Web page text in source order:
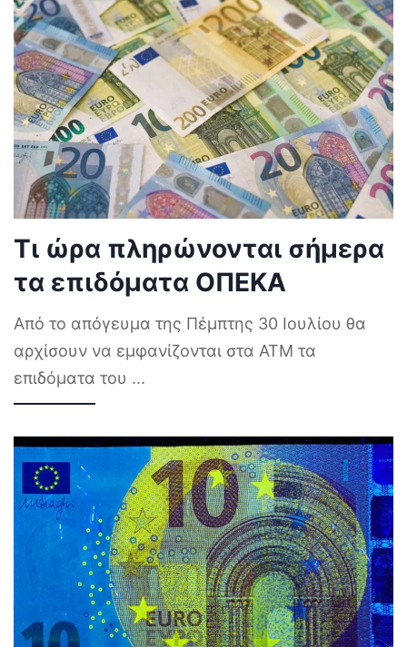
Τι ώρα πληρώνονται σήμερα
τα επιδόματα ΟΠΕΚΑ
Από το απόγευμα της Πέμπτης 30 Ιουλίου θα
αρχίσουν να εμφανίζονται στα ΑΤΜ τα
επιδόματα του ...